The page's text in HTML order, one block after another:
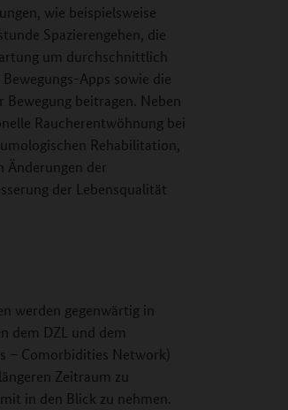
wie beispielsweise
Spazierengehen, die
um durchschnittlich
Apps sowie die
beitragen. Neben
Raucherentwöhnung bei
Rehabilitation,
Änderungen der
der Lebensqualität
werden gegenwärtig in
dem DZL und dem
– Comorbidities Network)
Zeitraum zu
in den Blick zu nehmen.